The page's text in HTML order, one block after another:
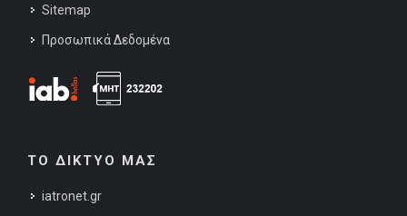
Sitemap
Προσωπικά Δεδομένα
ΤΟ ΔΙΚΤΥΟ ΜΑΣ
iatronet.gr